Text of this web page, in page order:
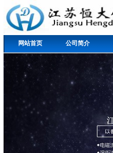
网站首页 公司简介